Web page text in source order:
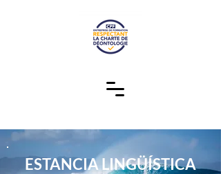
ESTANCIA LINGÜÍSTICA